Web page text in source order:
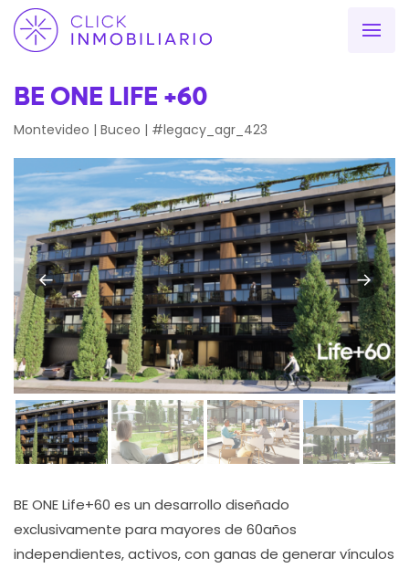
BE ONE LIFE +60
Montevideo | Buceo | #legacy_agr_423
BE ONE Life+60 es un desarrollo diseñado
exclusivamente para mayores de 60años
independientes, activos, con ganas de generar vínculos